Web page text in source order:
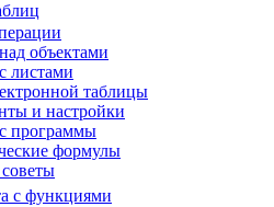
объектами
листами
таблицы
и настройки
программы
формулы
с функциями